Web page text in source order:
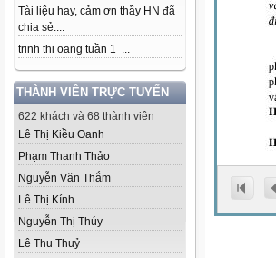
Tài liệu hay, cảm ơn thầy HN đã
chia sẻ....
trinh thi oang tuần 1 ...
THÀNH VIÊN TRỰC TUYẾN
622 khách và 68 thành viên
Lê Thị Kiều Oanh
Phạm Thanh Thảo
Nguyễn Văn Thắm
Lê Thị Kính
Nguyễn Thị Thúy
Lê Thu Thuỷ